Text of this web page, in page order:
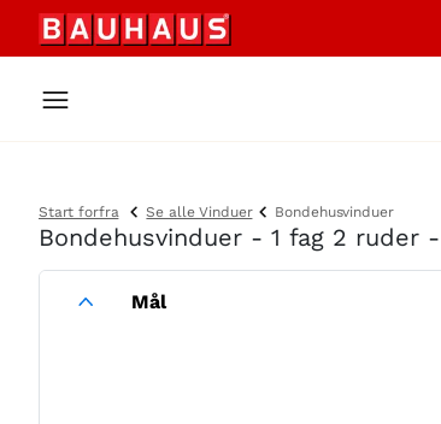
Start forfra Se alle Vinduer Bondehusvinduer
Bondehusvinduer - 1 fag 2 ruder
Mål